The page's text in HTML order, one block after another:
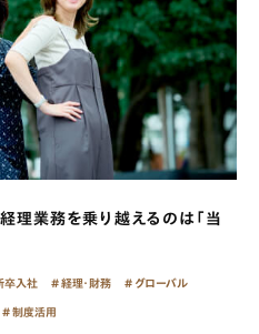
理業務を乗り越えるのは「当
卒入社 経理・財務 グローバル
制度活用